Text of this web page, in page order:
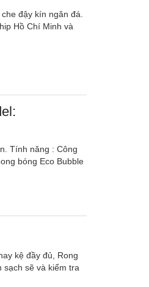
đậy kín ngăn đá.
Hồ Chí Minh và
Tính năng : Công
bóng Eco Bubble
kệ đầy đủ, Rong
sạch sẽ và kiểm tra